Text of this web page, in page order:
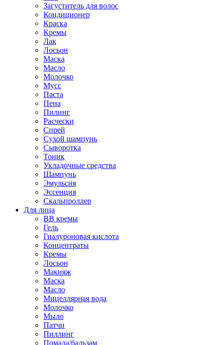
Загуститель для волос
Кондиционер
Краска
Кремы
Лак
Лосьон
Маска
Масло
Молочко
Мусс
Паста
Пена
Пилинг
Расчески
Спрей
Сухой шампунь
Сыворотка
Тоник
Укладочные средства
Шампунь
Эмульсия
Эссенция
Скальпроллер
Для лица
BB кремы
Гель
Гиалуроновая кислота
Концентраты
Кремы
Лосьон
Макияж
Маска
Масло
Мицеллярная вода
Молочко
Мыло
Патчи
Пиллинг
Помада/бальзам